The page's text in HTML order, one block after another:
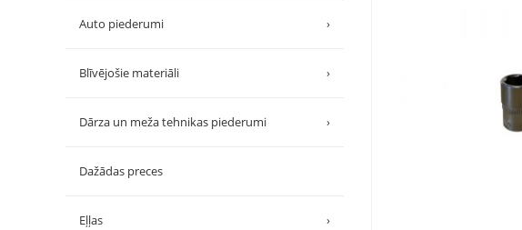
Auto piederumi ›
Blīvējošie materiāli ›
Dārza un meža tehnikas piederumi ›
Dažādas preces
Eļļas ›